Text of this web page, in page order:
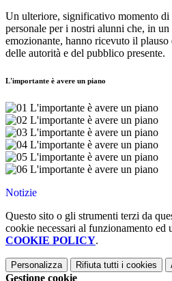
Un ulteriore, significativo momento di
personale per i nostri alunni che, in un
emozionante, hanno ricevuto il plauso
delle autorità e del pubblico presente.
L'importante è avere un piano
Notizie
Questo sito o gli strumenti terzi da
cookie necessari al funzionamento
COOKIE POLICY.
Personalizza Rifiuta tutti i cookies
Gestione cookie